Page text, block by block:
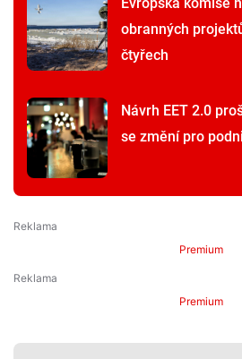
obranných
čtyřech
Návrh EET 2.0
se změní pro
Premium
Premium